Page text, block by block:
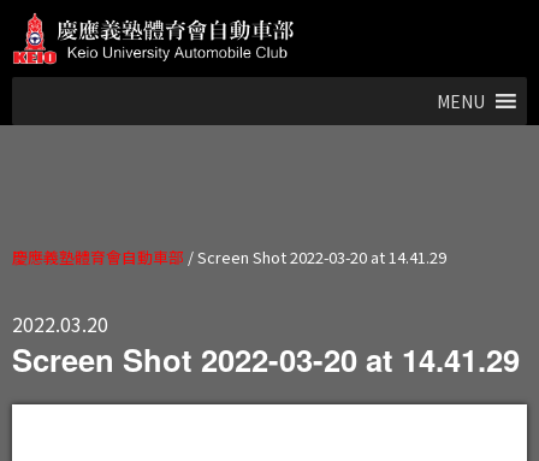
MENU
慶應義塾體育會自動車部 /Screen Shot 2022-03-20 at 14.41.29
2022.03.20
Screen Shot 2022-03-20 at 14.41.29